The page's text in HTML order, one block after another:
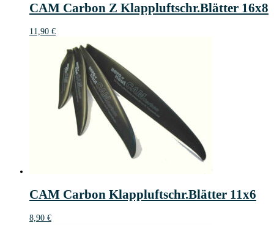
CAM Carbon Z Klappluftschr.Blätter 16x8
11,90 €
CAM Carbon Klappluftschr.Blätter 11x6
8,90 €